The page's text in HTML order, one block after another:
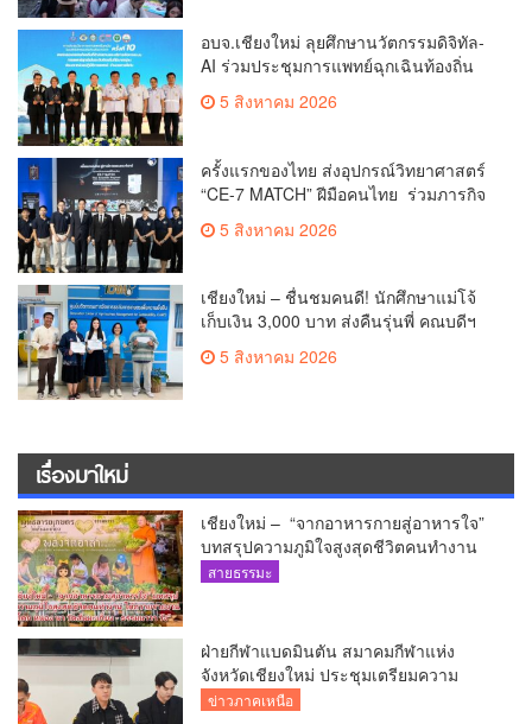
อบจ.เชียงใหม่ ลุยศึกษานวัตกรรมดิจิทัล-
AI ร่วมประชุมการแพทย์ฉุกเฉินท้องถิ่น
ระดับชาติ ครั้งที่ 10 ยกระดับศูนย์
เอราวัณสู่มาตรฐานสากล
5 สิงหาคม 2026
ครั้งแรกของไทย ส่งอุปกรณ์วิทยาศาสตร์
“CE-7 MATCH” ฝีมือคนไทย ร่วมภารกิจ
5 สิงหาคม 2026
เชียงใหม่ – ชื่นชมคนดี! นักศึกษาแม่โจ้
เก็บเงิน 3,000 บาท ส่งคืนรุ่นพี่ คณบดีฯ
มอบเกียรติบัตรเชิดชู “ลูกแม่โจ้เลิศน้ำใจ”
5 สิงหาคม 2026
เรื่องมาใหม่
เชียงใหม่ – “จากอาหารกายสู่อาหารใจ”
บทสรุปความภูมิใจสูงสุดชีวิตคนทำงาน
ได้ถวายรายงาน “โคก หนอง นา วัดสันมะ
สายธรรมะ
ฝ่ายกีฬาแบดมินตัน สมาคมกีฬาแห่ง
จังหวัดเชียงใหม่ ประชุมเตรียมความ
พร้อมคัดเลือกนักกีฬาเยาวชน ยุวชน และ
ข่าวภาคเหนือ